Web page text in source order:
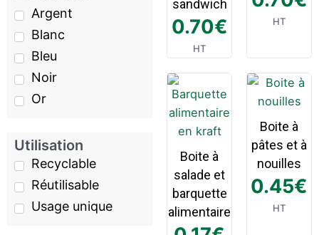
Argent
Blanc
Bleu
Noir
Or
Utilisation
Recyclable
Réutilisable
Usage unique
sandwich
0.70€
HT
HT
Boite à
salade et
barquette
alimentaire
Boite à
pâtes et à
nouilles
0.45€
HT